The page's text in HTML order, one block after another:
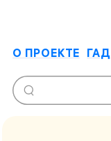
О ПРОЕКТЕ